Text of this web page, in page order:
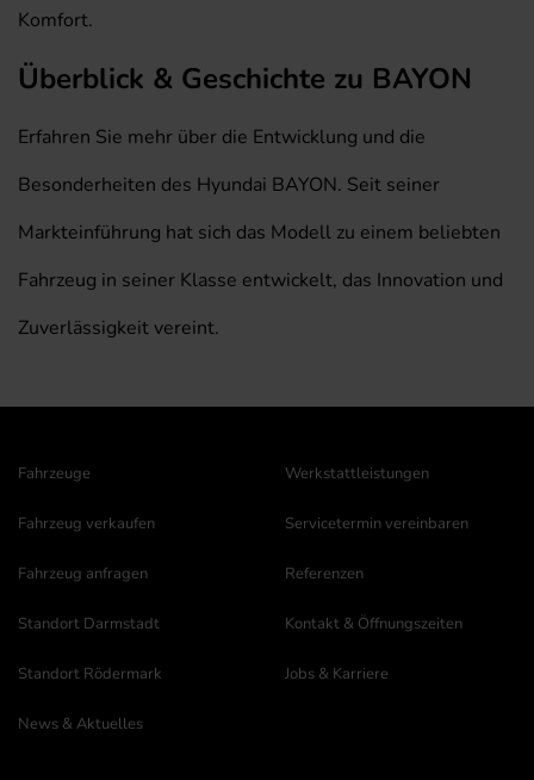
Komfort.
Überblick & Geschichte zu BAYON
Erfahren Sie mehr über die Entwicklung und die
Besonderheiten des Hyundai BAYON. Seit seiner
Markteinführung hat sich das Modell zu einem beliebten
Fahrzeug in seiner Klasse entwickelt, das Innovation und
Zuverlässigkeit vereint.
Fahrzeuge
Fahrzeug verkaufen
Fahrzeug anfragen
Werkstattleistungen
Servicetermin vereinbaren
Referenzen
Standort Darmstadt
Standort Rödermark
News & Aktuelles
Kontakt & Öffnungszeiten
Jobs & Karriere